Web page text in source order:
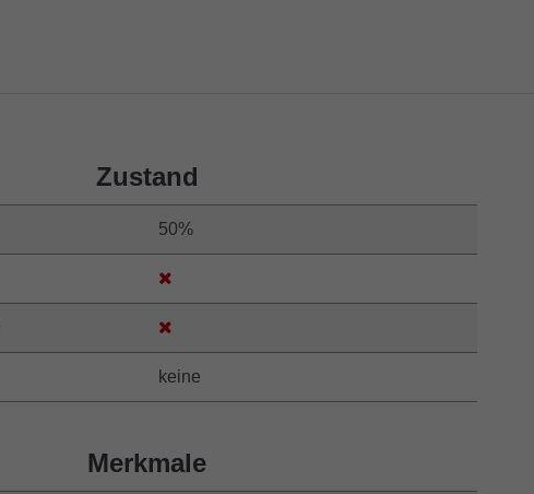
Zustand
50%
keine
Merkmale